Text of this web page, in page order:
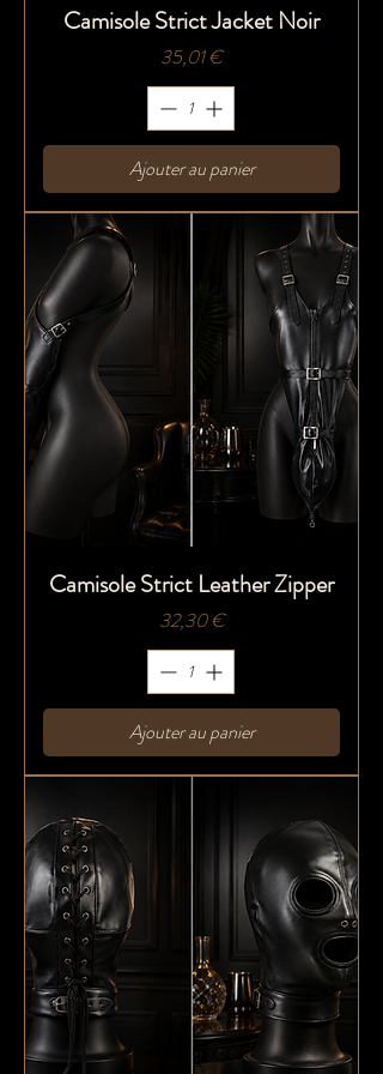
Camisole Strict Jacket Noir
Prix
35,01 €
Ajouter au panier
Camisole Strict Leather Zipper
Prix
32,30 €
Ajouter au panier